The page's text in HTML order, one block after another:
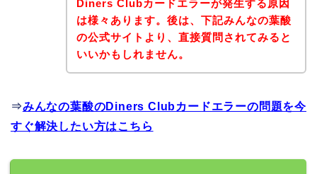
Diners Clubカードエラーが発生する原因
は様々あります。後は、下記みんなの葉酸
の公式サイトより、直接質問されてみると
いいかもしれません。
⇒みんなの葉酸のDiners Clubカードエラーの問題を今
すぐ解決したい方はこちら